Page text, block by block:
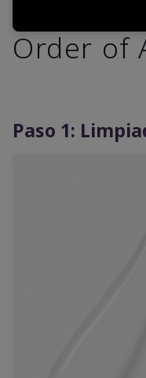
Order of
Paso 1: